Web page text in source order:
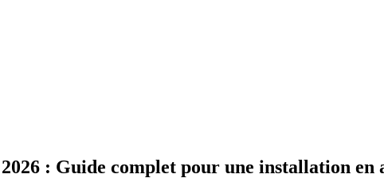
: Guide complet pour une installation en